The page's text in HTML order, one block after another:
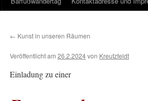
← Kunst in unseren Räumen
Veröffentlicht am 26.2.2024von Kreutzfeldt
Einladung zu einer